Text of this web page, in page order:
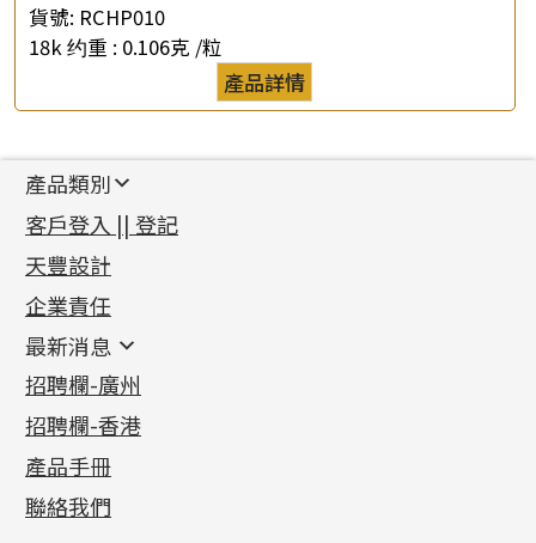
貨號: RCHP010
18k 约重 : 0.106克 /粒
產品詳情
產品類別
新產品
足金系列
足金配件
機織鏈系列
珠仔鏈
镶口链
管狀網鏈
十字車花鏈系列
十字閃O鏈系列
十字錘打鏈系列
側身車花鏈系列
側身鏈系列
首飾配件
耳環類配件
卷迫系列
螺絲迫系列
梅花迫系列
平臺迫系列
綫拍系列
美拍系列
鏈類配件
動感車花吊墜
調節珠系列
生圈扣系列
龍蝦扣系列
鴨俐制系列
其他類配件
珠盤系列
袖口鈕系列
焊片及鐳射綫
空心車花管
珠類配件
無孔光身珠
空心光身珠
無孔批花珠
鑲口類
四爪頭系列
六爪頭系列
車花片
動感車花片
鑲口戒指
鑲口手鏈系列
首飾系列
手镯系列
戒指系列
空心耳環
空心车花管首饰链
空心手鐲系列
貴金屬原料
千足金
記憶金屬系列
記憶戒指
拉簧珠珠手鏈
記憶鈦手鐲
客戶登入 || 登記
天豐設計
企業責任
最新消息
最新消息
各項證書(2)
相片集(9)
展覽會資訊
最新產品資訊
招聘欄-廣州
招聘欄-香港
產品手冊
聯絡我們